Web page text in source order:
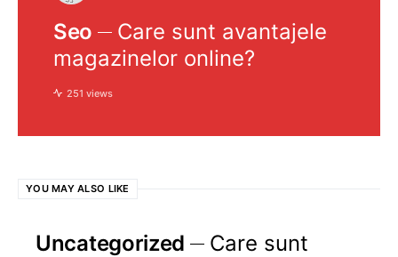
Seo
Care sunt avantajele
magazinelor online?
251 views
YOU MAY ALSO LIKE
Uncategorized
Care sunt